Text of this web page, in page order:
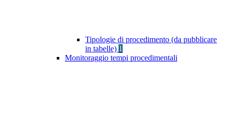
Tipologie di procedimento (da pubblicare
in tabelle) 1
Monitoraggio tempi procedimentali